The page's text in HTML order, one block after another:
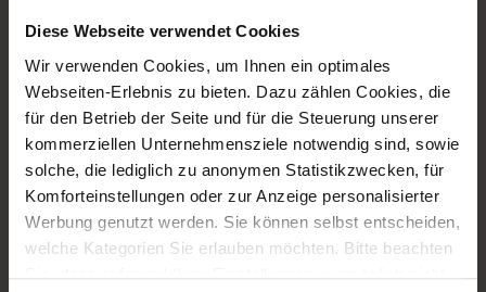
Diese Webseite verwendet Cookies
Wir verwenden Cookies, um Ihnen ein optimales
Webseiten-Erlebnis zu bieten. Dazu zählen Cookies, die
für den Betrieb der Seite und für die Steuerung unserer
kommerziellen Unternehmensziele notwendig sind, sowie
solche, die lediglich zu anonymen Statistikzwecken, für
Komforteinstellungen oder zur Anzeige personalisierter
Werbung genutzt werden. Sie können selbst entscheiden,
welche Kategorien Sie erlauben möchten. Bitte beachten
Sie, dass aufgrund Ihrer Einstellungen, womöglich nicht
Prozessorkerne: 4
Datenspeicher: 250 GB SSD
Arbeitsspeicher: 16 GB DDR4
Webcam: Ja
LTE: Ja
Fingerprintreader: Nein